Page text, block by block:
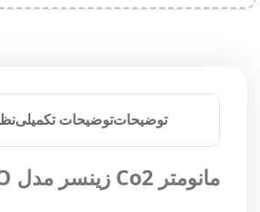
توضیحاتتوضیحات تکمیلی
مانومتر Co2 زینسر مدل 03۷CO :